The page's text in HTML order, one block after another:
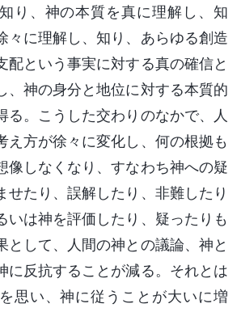
り、神の本質を真に理解し、知
々に理解し、知り、あらゆる創造
配という事実に対する真の確信と
、神の身分と地位に対する本質的
る。こうした交わりのなかで、人
え方が徐々に変化し、何の根拠も
像しなくなり、すなわち神への疑
せたり、誤解したり、非難したり
いは神を評価したり、疑ったりも
として、人間の神との議論、神と
に反抗することが減る。それとは
思い、神に従うことが大いに増